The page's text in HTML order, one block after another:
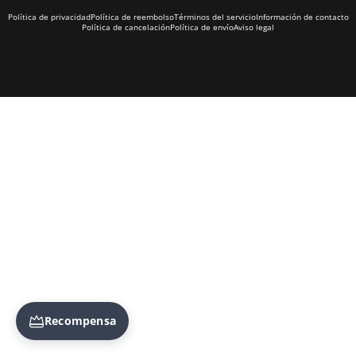
Política de privacidadPolítica de reembolsoTérminos del servicioInformación de contacto
Política de cancelaciónPolítica de envíoAviso legal
Recompensa